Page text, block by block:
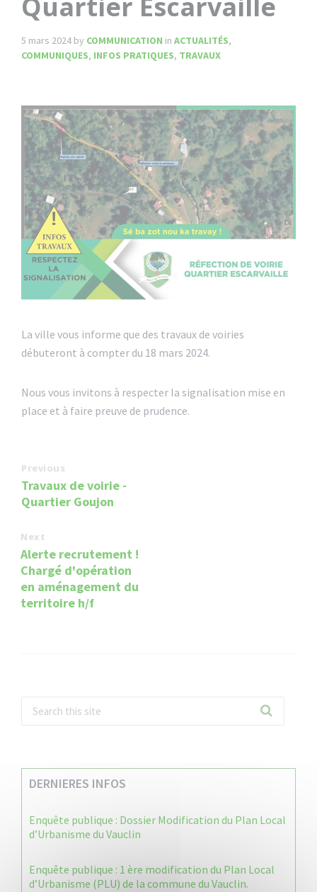
5 mars 2024 by COMMUNICATION in ACTUALITÉS,
COMMUNIQUES, INFOS PRATIQUES, TRAVAUX
La ville vous informe que des travaux de voiries
débuteront à compter du 18 mars 2024.
Nous vous invitons à respecter la signalisation mise en
place et à faire preuve de prudence.
Previous
Travaux de voirie -
Quartier Goujon
Next
Alerte recrutement !
Chargé d'opération
en aménagement du
territoire h/f
DERNIERES INFOS
Enquête publique : Dossier Modification du Plan Local
d’Urbanisme du Vauclin
Enquête publique : 1 ère modification du Plan Local
d’Urbanisme (PLU) de la commune du Vauclin.